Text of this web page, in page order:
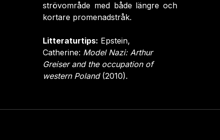
strövområde med både längre och
kortare promenadstråk.
Litteraturtips: Epstein,
Catherine: Model Nazi: Arthur
Greiser and the occupation of
western Poland (2010).